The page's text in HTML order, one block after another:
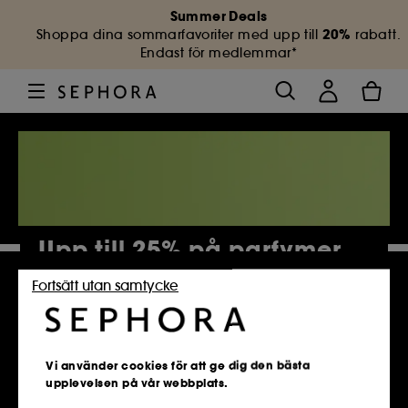
Summer Deals
Shoppa dina sommarfavoriter med upp till 20% rabatt.
Endast för medlemmar*
Upp till 25% på parfymer
4 886 Produkter
Vi använder cookies för att ge dig den bästa
upplevelsen på vår webbplats.
Fortsätt utan samtycke